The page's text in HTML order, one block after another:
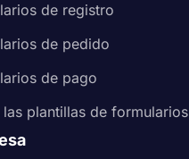
de registro
de pedido
de pago
las plantillas de formularios